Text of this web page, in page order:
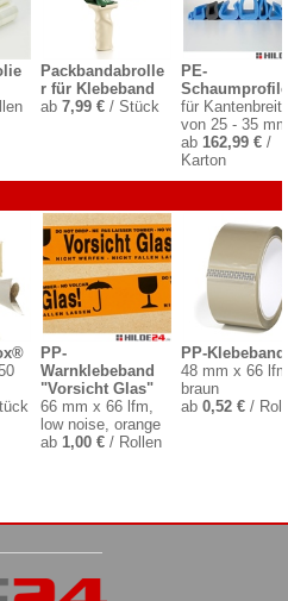
Packbandabrolle
r für Klebeband
ab7,99 € / Stück
PE-
Schaumprofile
für
von 25 - 35 mm
ab 162,99 €/
Karton
PP-
Warnklebeband
"Vorsicht Glas"
66 mm x 66 lfm,
low noise, orange
ab 1,00 € / Rollen
PP-Klebeband
48 mm x 66
braun
ab 0,52 €/